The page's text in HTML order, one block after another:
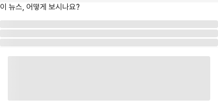
이 뉴스, 어떻게 보시나요?